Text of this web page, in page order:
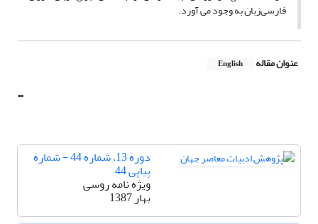
فارسی‌زبان به وجود می آورد.
عنوان مقاله English
-
دوره 13، شماره 44 - شماره
پیاپی 44
ویژه نامه روسی
بهار 1387